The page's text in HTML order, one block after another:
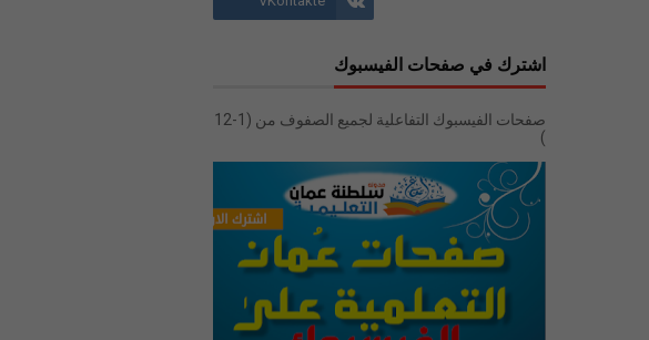
اشترك في صفحات الفيسبوك
صفحات الفيسبوك التفاعلية لجميع الصفوف من (1-12
)